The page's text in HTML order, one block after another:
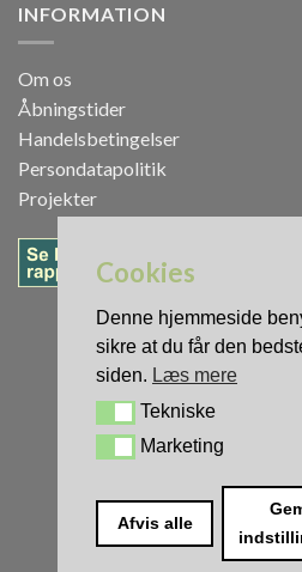
INFORMATION
Om os
Åbningstider
Handelsbetingelser
Persondatapolitik
Projekter
Cookies
Denne hjemmeside
sikre at du får den
siden. Læs mere
Tekniske
Tekniske
Marketing
Marketing
Afvis alle